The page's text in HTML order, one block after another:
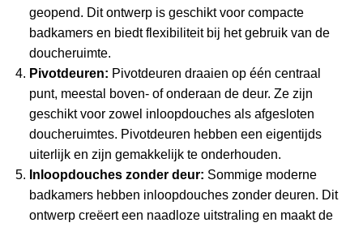
geopend. Dit ontwerp is geschikt voor compacte
badkamers en biedt flexibiliteit bij het gebruik van de
doucheruimte.
Pivotdeuren: Pivotdeuren draaien op één centraal
punt, meestal boven- of onderaan de deur. Ze zijn
geschikt voor zowel inloopdouches als afgesloten
doucheruimtes. Pivotdeuren hebben een eigentijds
uiterlijk en zijn gemakkelijk te onderhouden.
Inloopdouches zonder deur: Sommige moderne
badkamers hebben inloopdouches zonder deuren. Dit
ontwerp creëert een naadloze uitstraling en maakt de